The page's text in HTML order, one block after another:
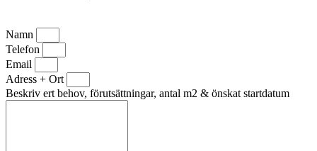
Namn
Telefon
Email
Adress + Ort
Beskriv ert behov, förutsättningar, antal m2 & önskat startdatum